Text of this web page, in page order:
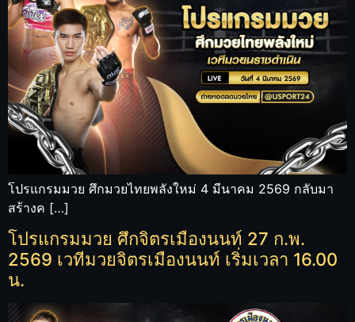
โปรแกรมมวย ศึกมวยไทยพลังใหม่ 4 มีนาคม 2569 กลับมา
สร้างค […]
โปรแกรมมวย ศึกจิตรเมืองนนท์ 27 ก.พ.
2569 เวทีมวยจิตรเมืองนนท์ เริ่มเวลา 16.00
น.